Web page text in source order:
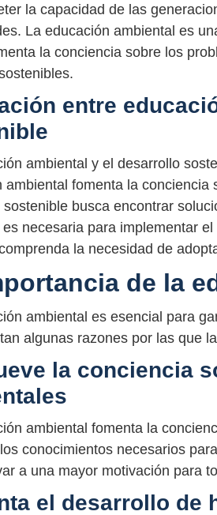
la capacidad de las
La educación ambiental es
la conciencia sobre los
entre
ambiental y el desarrollo
ambiental fomenta la
busca encontrar
necesaria para implementar
la necesidad de
de la
ambiental es esencial para
algunas razones por las que
la conciencia
ambiental fomenta la
conocimientos necesarios
a una mayor motivación para
el desarrollo de